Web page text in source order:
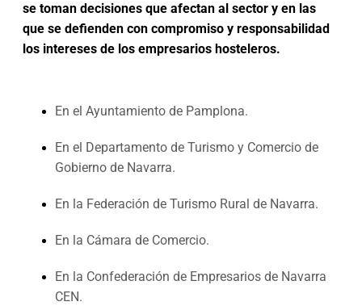
se toman decisiones que afectan al sector y en las
que se defienden con compromiso y responsabilidad
los intereses de los empresarios hosteleros.
En el Ayuntamiento de Pamplona.
En el Departamento de Turismo y Comercio de
Gobierno de Navarra.
En la Federación de Turismo Rural de Navarra.
En la Cámara de Comercio.
En la Confederación de Empresarios de Navarra
CEN.